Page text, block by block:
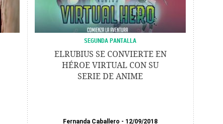
SEGUNDA PANTALLA
ELRUBIUS SE CONVIERTE EN
HÉROE VIRTUAL CON SU
SERIE DE ANIME
Fernanda Caballero 12/09/2018